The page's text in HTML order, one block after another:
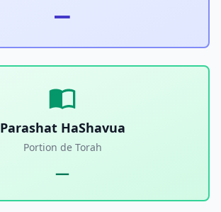
—
Parashat HaShavua
Portion de Torah
—